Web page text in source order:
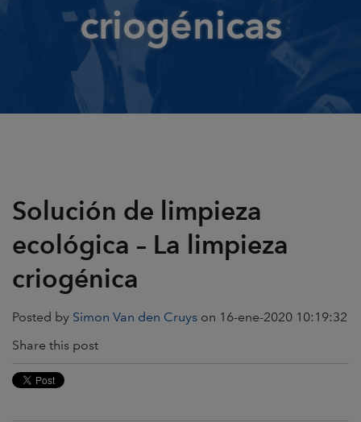
criogénicas
Solución de limpieza
ecológica – La limpieza
criogénica
Posted by Simon Van den Cruys on 16-ene-2020 10:19:32
Share this post